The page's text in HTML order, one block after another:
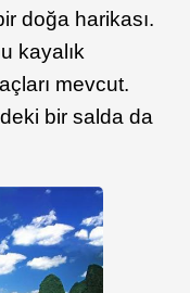
doğa harikası.
kayalık
mevcut.
bir salda da